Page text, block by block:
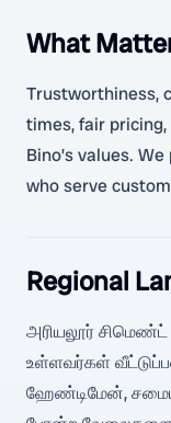
What
Trustworthiness,
times, fair
Bino’s values.
who serve
Regional
அரியலூர் சிமெண்ட்
உள்ளவர்கள்
ஹேண்டிமேன்,